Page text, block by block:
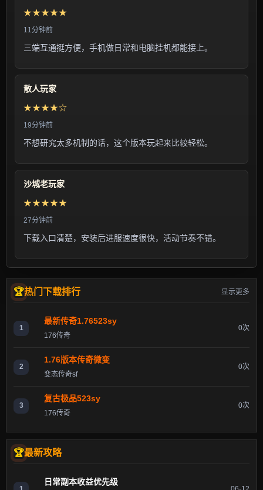
★★★★★
11分钟前
三端互通挺方便，手机做日常和电脑挂机都能接上。
散人玩家
★★★★☆
19分钟前
不想研究太多机制的话，这个版本玩起来比较轻松。
沙城老玩家
★★★★★
27分钟前
下载入口清楚，安装后进服速度很快，活动节奏不错。
热门下载排行 显示更多
1
最新传奇1.76523sy
176传奇
0次
2
1.76版本传奇微变
变态传奇sf
0次
3
复古极品523sy
176传奇
0次
最新攻略
日常副本收益优先级